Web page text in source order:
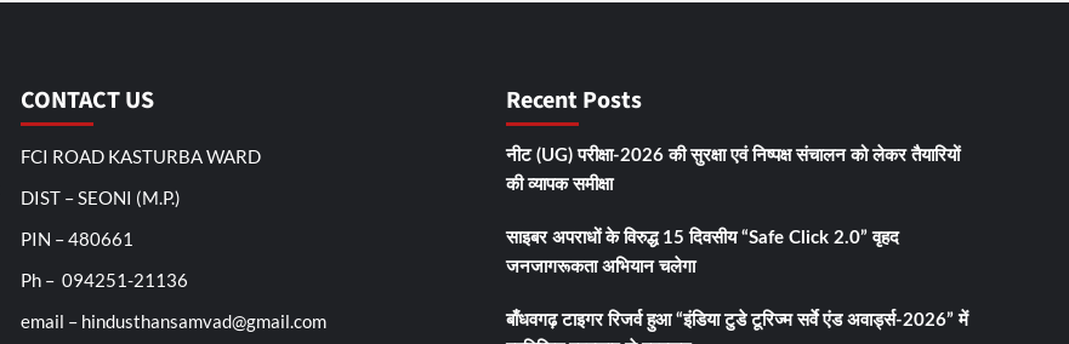
CONTACT US
FCI ROAD KASTURBA WARD
DIST – SEONI (M.P.)
PIN – 480661
Ph – 094251-21136
email – hindusthansamvad@gmail.com
Recent Posts
नीट (UG) परीक्षा-2026 की सुरक्षा एवं निष्पक्ष संचालन को लेकर तैयारियों
की व्यापक समीक्षा
साइबर अपराधों के विरुद्ध 15 दिवसीय “Safe Click 2.0” वृहद
जनजागरूकता अभियान चलेगा
बाँधवगढ़ टाइगर रिजर्व हुआ “इंडिया टुडे टूरिज्म सर्वे एंड अवार्ड्स-2026” में